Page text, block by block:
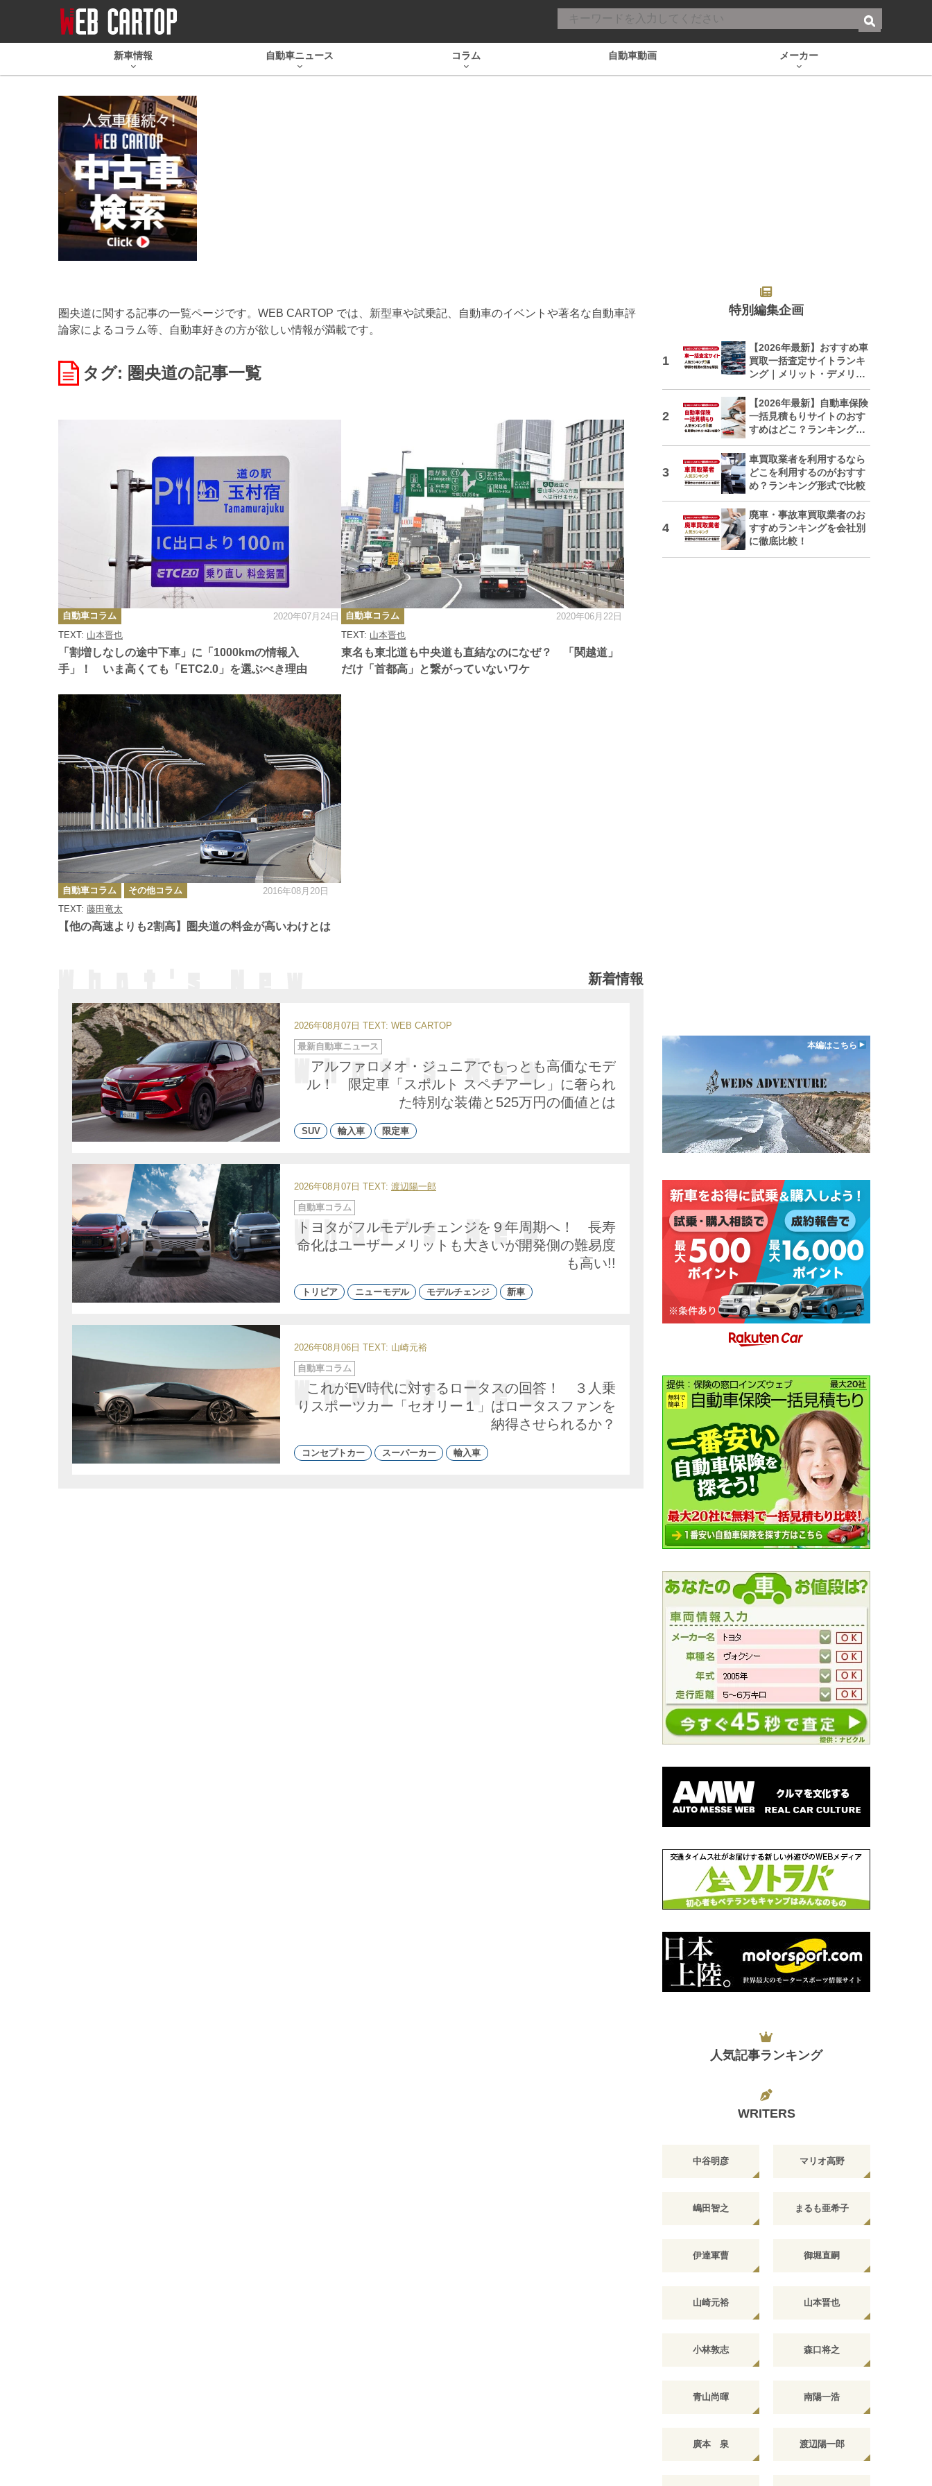
新車情報 自動車ニュース コラム 自動車動画 メーカー
圏央道に関する記事の一覧ページです。WEB CARTOP では、新型車や試乗記、自動車のイベントや著名な自動車評
論家によるコラム等、自動車好きの方が欲しい情報が満載です。
タグ: 圏央道の記事一覧
「割増しなしの途中下車」に「1000kmの情報入
手」！ いま高くても「ETC2.0」を選ぶべき理由
TEXT: 山本晋也
カ
テ
ゴ
リ
ー
自動車コラム 2020年07月24日
東名も東北道も中央道も直結なのになぜ？ 「関越道」
だけ「首都高」と繋がっていないワケ
TEXT: 山本晋也
カ
テ
ゴ
リ
ー
自動車コラム 2020年06月22日
【他の高速よりも2割高】圏央道の料金が高いわけとは
TEXT: 藤田竜太
カ
テ
ゴ
リ
ー
自動車コラム その他コラム 2016年08月20日
新着情報
2026年08月07日 TEXT: WEB CARTOP
アルファロメオ・ジュニアでもっとも高価なモデ
ル！ 限定車「スポルト スペチアーレ」に奢られ
た特別な装備と525万円の価値とは
カ
テ
最新自動車ニュース
SUV 輸入車 限定車
2026年08月07日 TEXT: 渡辺陽一郎
トヨタがフルモデルチェンジを９年周期へ！ 長寿
命化はユーザーメリットも大きいが開発側の難易度
も高い!!
カ
テ
ゴ
ー
自動車コラム
トリビア ニューモデル モデルチェンジ 新車
2026年08月06日 TEXT: 山崎元裕
これがEV時代に対するロータスの回答！ ３人乗
りスポーツカー「セオリー１」はロータスファンを
納得させられるか？
カ
テ
自動車コラム
コンセプトカー スーパーカー 輸入車
特別編集企画
【2026年最新】おすすめ車
買取一括査定サイトランキ
ング｜メリット・デメリッ
トも解説
【2026年最新】自動車保険
一括見積もりサイトのおす
すめはどこ？ランキングで
車買取業者を利用するなら
どこを利用するのがおすす
め？ランキング形式で比較
廃車・事故車買取業者のお
すすめランキングを会社別
に徹底比較！
本編はこちら
人気記事ランキング
WRITERS
中谷明彦 マリオ高野
嶋田智之 まるも亜希子
伊達軍曹 御堀直嗣
山崎元裕 山本晋也
小林敦志 森口将之
青山尚暉 南陽一浩
廣本 泉 渡辺陽一郎